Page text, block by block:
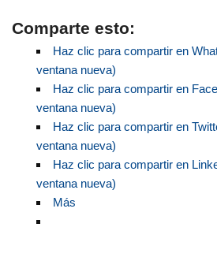
Comparte esto:
Haz clic para compartir en
ventana nueva)
Haz clic para compartir en
ventana nueva)
Haz clic para compartir en
ventana nueva)
Haz clic para compartir en
ventana nueva)
Más